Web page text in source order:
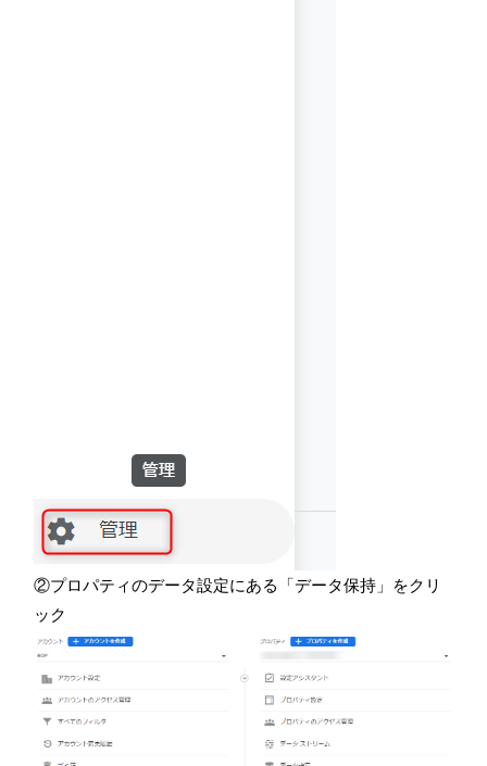
②プロパティのデータ設定にある「データ保持」をクリ
ック